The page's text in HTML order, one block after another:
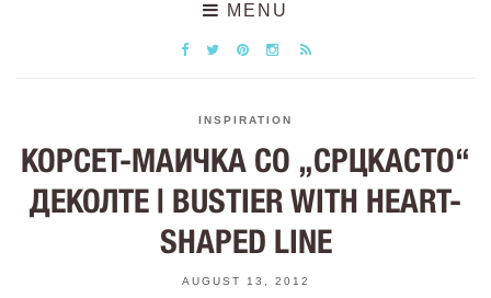
MENU
INSPIRATION
КОРСЕТ-МАИЧКА СО „СРЦКАСТО“
ДЕКОЛТЕ | BUSTIER WITH HEART-
SHAPED LINE
AUGUST 13, 2012